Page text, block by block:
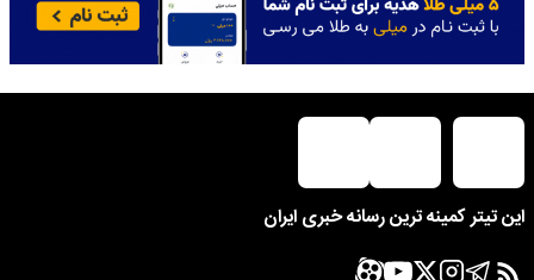
این تیتر کمینه ترین رسانه خبری ایران